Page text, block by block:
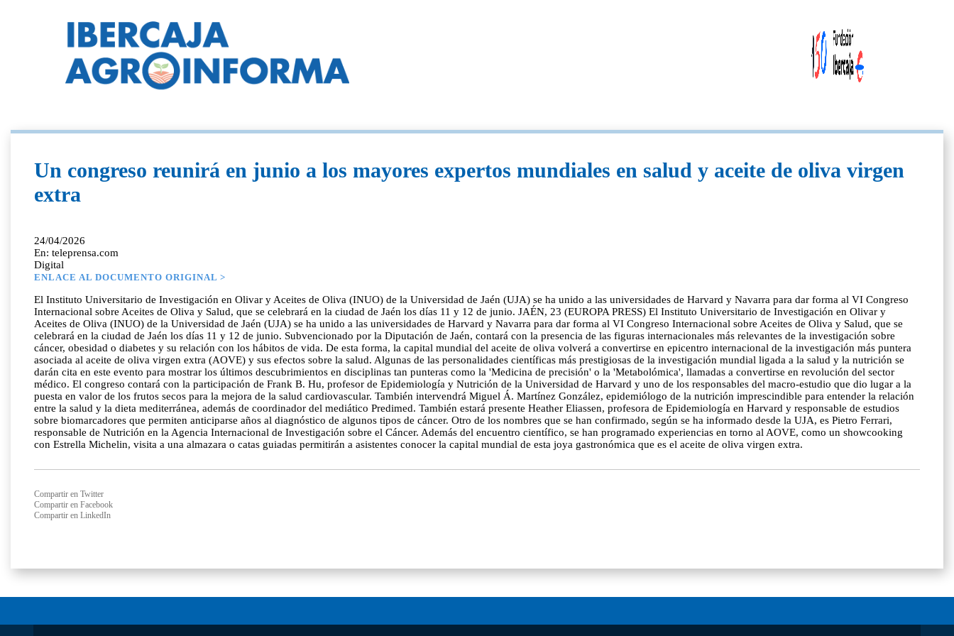
Un congreso reunirá en junio a los mayores expertos mundiales en salud y aceite de oliva virgen
extra
24/04/2026
En: teleprensa.com
Digital
ENLACE AL DOCUMENTO ORIGINAL >
El Instituto Universitario de Investigación en Olivar y Aceites de Oliva (INUO) de la Universidad de Jaén (UJA) se ha unido a las universidades de Harvard y Navarra para dar forma al VI Congreso
Internacional sobre Aceites de Oliva y Salud, que se celebrará en la ciudad de Jaén los días 11 y 12 de junio. JAÉN, 23 (EUROPA PRESS) El Instituto Universitario de Investigación en Olivar y
Aceites de Oliva (INUO) de la Universidad de Jaén (UJA) se ha unido a las universidades de Harvard y Navarra para dar forma al VI Congreso Internacional sobre Aceites de Oliva y Salud, que se
celebrará en la ciudad de Jaén los días 11 y 12 de junio. Subvencionado por la Diputación de Jaén, contará con la presencia de las figuras internacionales más relevantes de la investigación sobre
cáncer, obesidad o diabetes y su relación con los hábitos de vida. De esta forma, la capital mundial del aceite de oliva volverá a convertirse en epicentro internacional de la investigación más puntera
asociada al aceite de oliva virgen extra (AOVE) y sus efectos sobre la salud. Algunas de las personalidades científicas más prestigiosas de la investigación mundial ligada a la salud y la nutrición se
darán cita en este evento para mostrar los últimos descubrimientos en disciplinas tan punteras como la 'Medicina de precisión' o la 'Metabolómica', llamadas a convertirse en revolución del sector
médico. El congreso contará con la participación de Frank B. Hu, profesor de Epidemiología y Nutrición de la Universidad de Harvard y uno de los responsables del macro-estudio que dio lugar a la
puesta en valor de los frutos secos para la mejora de la salud cardiovascular. También intervendrá Miguel Á. Martínez González, epidemiólogo de la nutrición imprescindible para entender la relación
entre la salud y la dieta mediterránea, además de coordinador del mediático Predimed. También estará presente Heather Eliassen, profesora de Epidemiología en Harvard y responsable de estudios
sobre biomarcadores que permiten anticiparse años al diagnóstico de algunos tipos de cáncer. Otro de los nombres que se han confirmado, según se ha informado desde la UJA, es Pietro Ferrari,
responsable de Nutrición en la Agencia Internacional de Investigación sobre el Cáncer. Además del encuentro científico, se han programado experiencias en torno al AOVE, como un showcooking
con Estrella Michelin, visita a una almazara o catas guiadas permitirán a asistentes conocer la capital mundial de esta joya gastronómica que es el aceite de oliva virgen extra.
Compartir en Twitter
Compartir en Facebook
Compartir en LinkedIn